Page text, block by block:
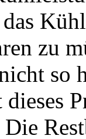
zu
so
dieses